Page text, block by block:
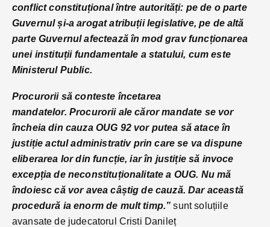
conflict constituțional între autorități: pe de o parte
Guvernul și-a arogat atribuții legislative, pe de altă
parte Guvernul afectează în mod grav funcționarea
unei instituții fundamentale a statului, cum este
Ministerul Public.
Procurorii să conteste încetarea
mandatelor. Procurorii ale căror mandate se vor
încheia din cauza OUG 92 vor putea să atace în
justiție actul administrativ prin care se va dispune
eliberarea lor din funcție, iar în justiție să invoce
excepția de neconstituționalitate a OUG. Nu mă
îndoiesc că vor avea câștig de cauză. Dar această
procedură ia enorm de mult timp.”sunt soluțiile
avansate de judecatorul Cristi Danileț